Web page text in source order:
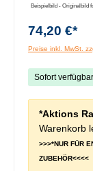
Beispielbild - Originalbild
74,20 €*
Preise inkl. MwSt.
Sofort
*Aktions
Warenkorb
>>>*NUR FÜR
ZUBEHÖR<<<<